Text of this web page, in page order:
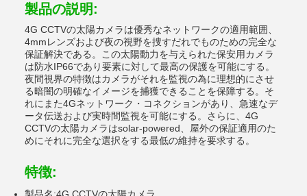
製品の説明:
4G CCTVの太陽カメラは優秀なネットワークの適用範囲、
4mmレンズおよび夜の視野を捜すだれでものための完全な
保証解決である。この太陽動力を与えられた保安用カメラ
は防水IP66であり要素に対して最高の保護を可能にする。
夜間視界の特徴はカメラがそれを監視の為に理想的にさせ
る暗闇の明確なイメージを捕獲できることを保障する。そ
れにまた4Gネットワーク・コネクションがあり、急速なデ
ータ伝送および実時間監視を可能にする。さらに、4G
CCTVの太陽カメラはsolar-powered、屋外の保証適用のた
めにそれに完全な選択をする最低の維持を要求する。
特徴: